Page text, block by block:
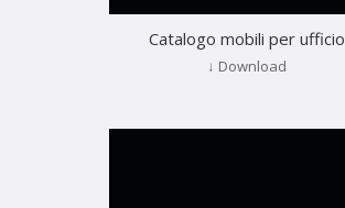
Catalogo mobili per ufficio
↓ Download